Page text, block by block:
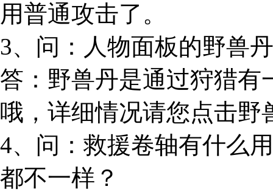
用普通攻击了。
3、问：人物面板的野兽
答：野兽丹是通过狩猎有
哦，详细情况请您点击野
4、问：救援卷轴有什么
都不一样？